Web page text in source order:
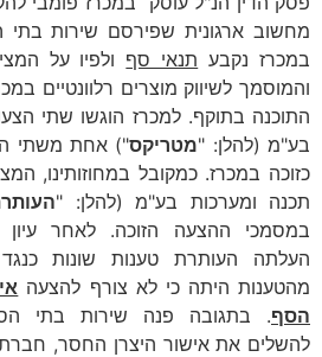
מחשוב ארגונית שפירסם שירות בתי
במכרז נקבע תנאי סף ולפיו על
והמוסמך לשיווק מוצרים רלוונטיים
התוכנה בתוקף. למכרז הוגשו שתי
בע"מ (להלן: "מטריקס") אחת משתי
כזוכה במכרז. כמקובל במחוזותינו,
תכנה ומערכות בע"מ (להלן: "
במסמכי ההצעה הזוכה. לאחר
העלתה העותרת טענות שונות
מהטענות היתה כי לא צורף להצעה
הסף. בתגובה פנה שירות בתי
להשלים את אישור היצרן החסר,